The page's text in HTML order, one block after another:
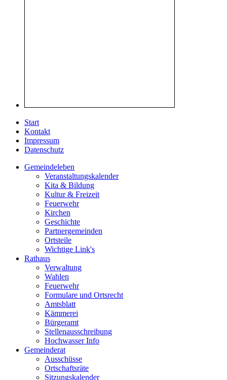
Start
Kontakt
Impressum
Datenschutz
Gemeindeleben
Veranstaltungskalender
Kita & Bildung
Kultur & Freizeit
Feuerwehr
Kirchen
Geschichte
Partnergemeinden
Ortsteile
Wichtige Link's
Rathaus
Verwaltung
Wahlen
Feuerwehr
Formulare und Ortsrecht
Amtsblatt
Kämmerei
Bürgeramt
Stellenausschreibung
Hochwasser Info
Gemeinderat
Ausschüsse
Ortschaftsräte
Sitzungskalender